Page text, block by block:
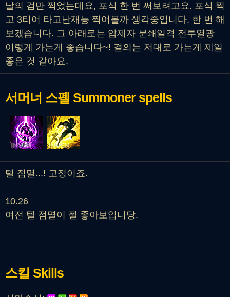
날의 검만 찍었는데요, 포식 한 번 써보려고요. 포식 찍
고 3티어 타고난재능 찍어볼까 생각중입니다. 한 번 해
보겠습니다. 그 아래로는 압제자 분쇄일격 전투열광
이렇게 가는게 좋습니다~! 결의는 저대로 가는게 제일
좋은 것 같아요.
서머너 스펠 Summoner spells
텔 점멸...! 고정이죠.
10.26
여전 텔 점멸이 젤 좋아보입니당.
스킬 Skills